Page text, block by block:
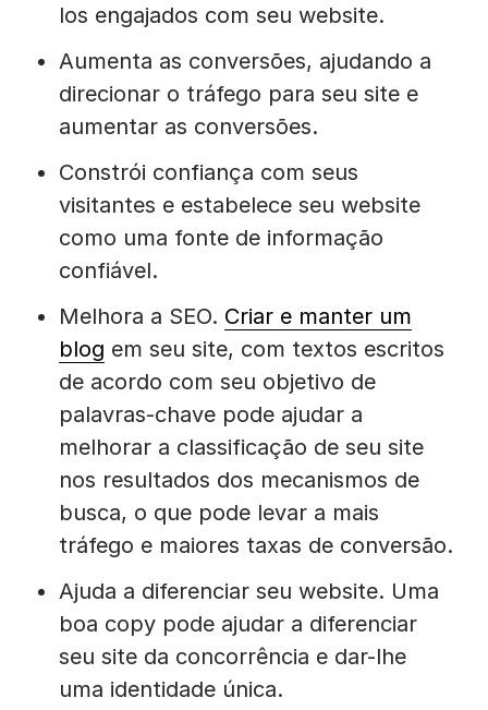
los engajados com seu website.
Aumenta as conversões, ajudando a
direcionar o tráfego para seu site e
aumentar as conversões.
Constrói confiança com seus
visitantes e estabelece seu website
como uma fonte de informação
confiável.
Melhora a SEO. Criar e manter um
blog em seu site, com textos escritos
de acordo com seu objetivo de
palavras-chave pode ajudar a
melhorar a classificação de seu site
nos resultados dos mecanismos de
busca, o que pode levar a mais
tráfego e maiores taxas de conversão.
Ajuda a diferenciar seu website. Uma
boa copy pode ajudar a diferenciar
seu site da concorrência e dar-lhe
uma identidade única.